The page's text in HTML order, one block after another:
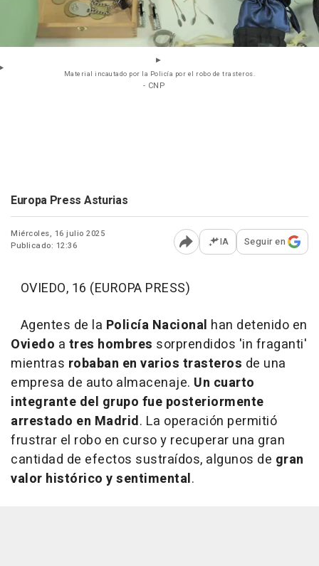
Material incautado por la Policía por el robo de trasteros.
- CNP
Europa Press Asturias
Miércoles, 16 julio 2025
Publicado: 12:36
Abrir opciones para
IA Seguir en
OVIEDO, 16 (EUROPA PRESS)
Agentes de la Policía Nacional han detenido en
Oviedo a tres hombres sorprendidos 'in fraganti'
mientras robaban en varios trasteros de una
empresa de auto almacenaje. Un cuarto
integrante del grupo fue posteriormente
arrestado en Madrid. La operación permitió
frustrar el robo en curso y recuperar una gran
cantidad de efectos sustraídos, algunos de gran
valor histórico y sentimental.